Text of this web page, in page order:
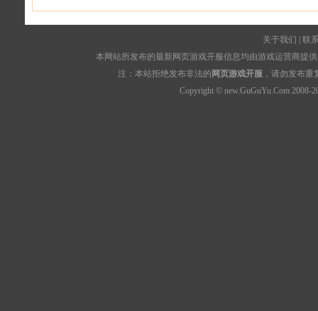
关于我们
联
本网站所发布的最新网页游戏开服信息均由游戏运营商提
注：本站拒绝发布非法的 网页游戏开服 ，请勿发布重
Copyright © new.GuGuYu.Com 2008-